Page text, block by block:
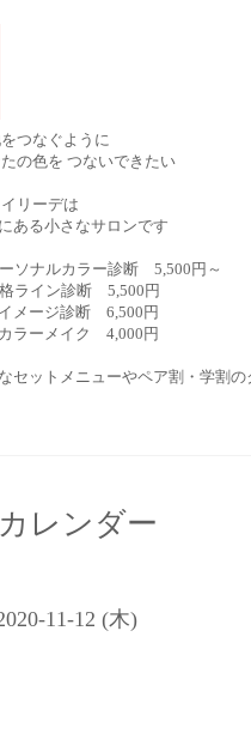
つなぐように
の色を つないできたい
リーデは
ある小さなサロンです
ソナルカラー診断 5,500円～
ライン診断 5,500円
メージ診断 6,500円
ラーメイク 4,000円
セットメニューやペア割・学割
レンダー
11-12 (木)